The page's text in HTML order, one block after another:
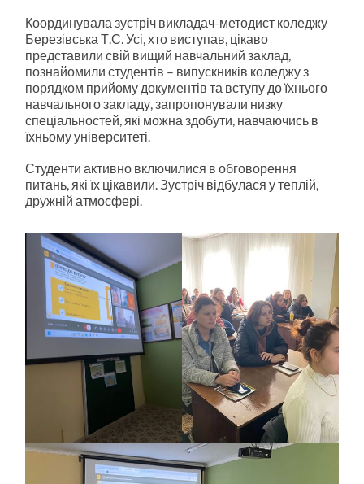
Координувала зустріч викладач-методист коледжу
Березівська Т.С. Усі, хто виступав, цікаво
представили свій вищий навчальний заклад,
познайомили студентів – випускників коледжу з
порядком прийому документів та вступу до їхнього
навчального закладу, запропонували низку
спеціальностей, які можна здобути, навчаючись в
їхньому університеті.
Студенти активно включилися в обговорення
питань, які їх цікавили. Зустріч відбулася у теплій,
дружній атмосфері.